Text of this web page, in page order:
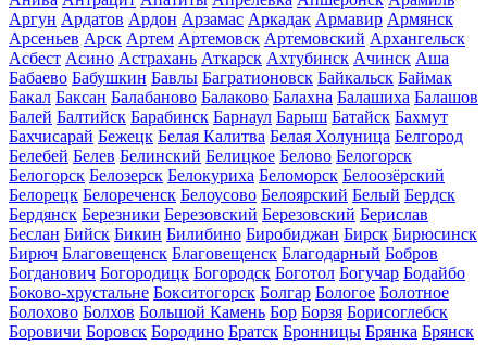
Аргун Ардатов Ардон Арзамас Аркадак Армавир Армянск
Арсеньев Арск Артем Артемовск Артемовский Архангельск
Асбест Асино Астрахань Аткарск Ахтубинск Ачинск Аша
Бабаево Бабушкин Бавлы Багратионовск Байкальск Баймак
Бакал Баксан Балабаново Балаково Балахна Балашиха Балашов
Балей Балтийск Барабинск Барнаул Барыш Батайск Бахмут
Бахчисарай Бежецк Белая Калитва Белая Холуница Белгород
Белебей Белев Белинский Белицкое Белово Белогорск
Белогорск Белозерск Белокуриха Беломорск Белоозёрский
Белорецк Белореченск Белоусово Белоярский Белый Бердск
Бердянск Березники Березовский Березовский Берислав
Беслан Бийск Бикин Билибино Биробиджан Бирск Бирюсинск
Бирюч Благовещенск Благовещенск Благодарный Бобров
Богданович Богородицк Богородск Боготол Богучар Бодайбо
Боково-хрустальне Бокситогорск Болгар Бологое Болотное
Болохово Болхов Большой Камень Бор Борзя Борисоглебск
Боровичи Боровск Бородино Братск Бронницы Брянка Брянск